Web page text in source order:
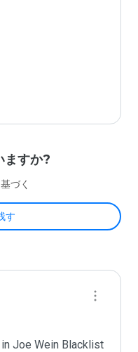
ますか?
づく
す
Joe Wein Blacklist